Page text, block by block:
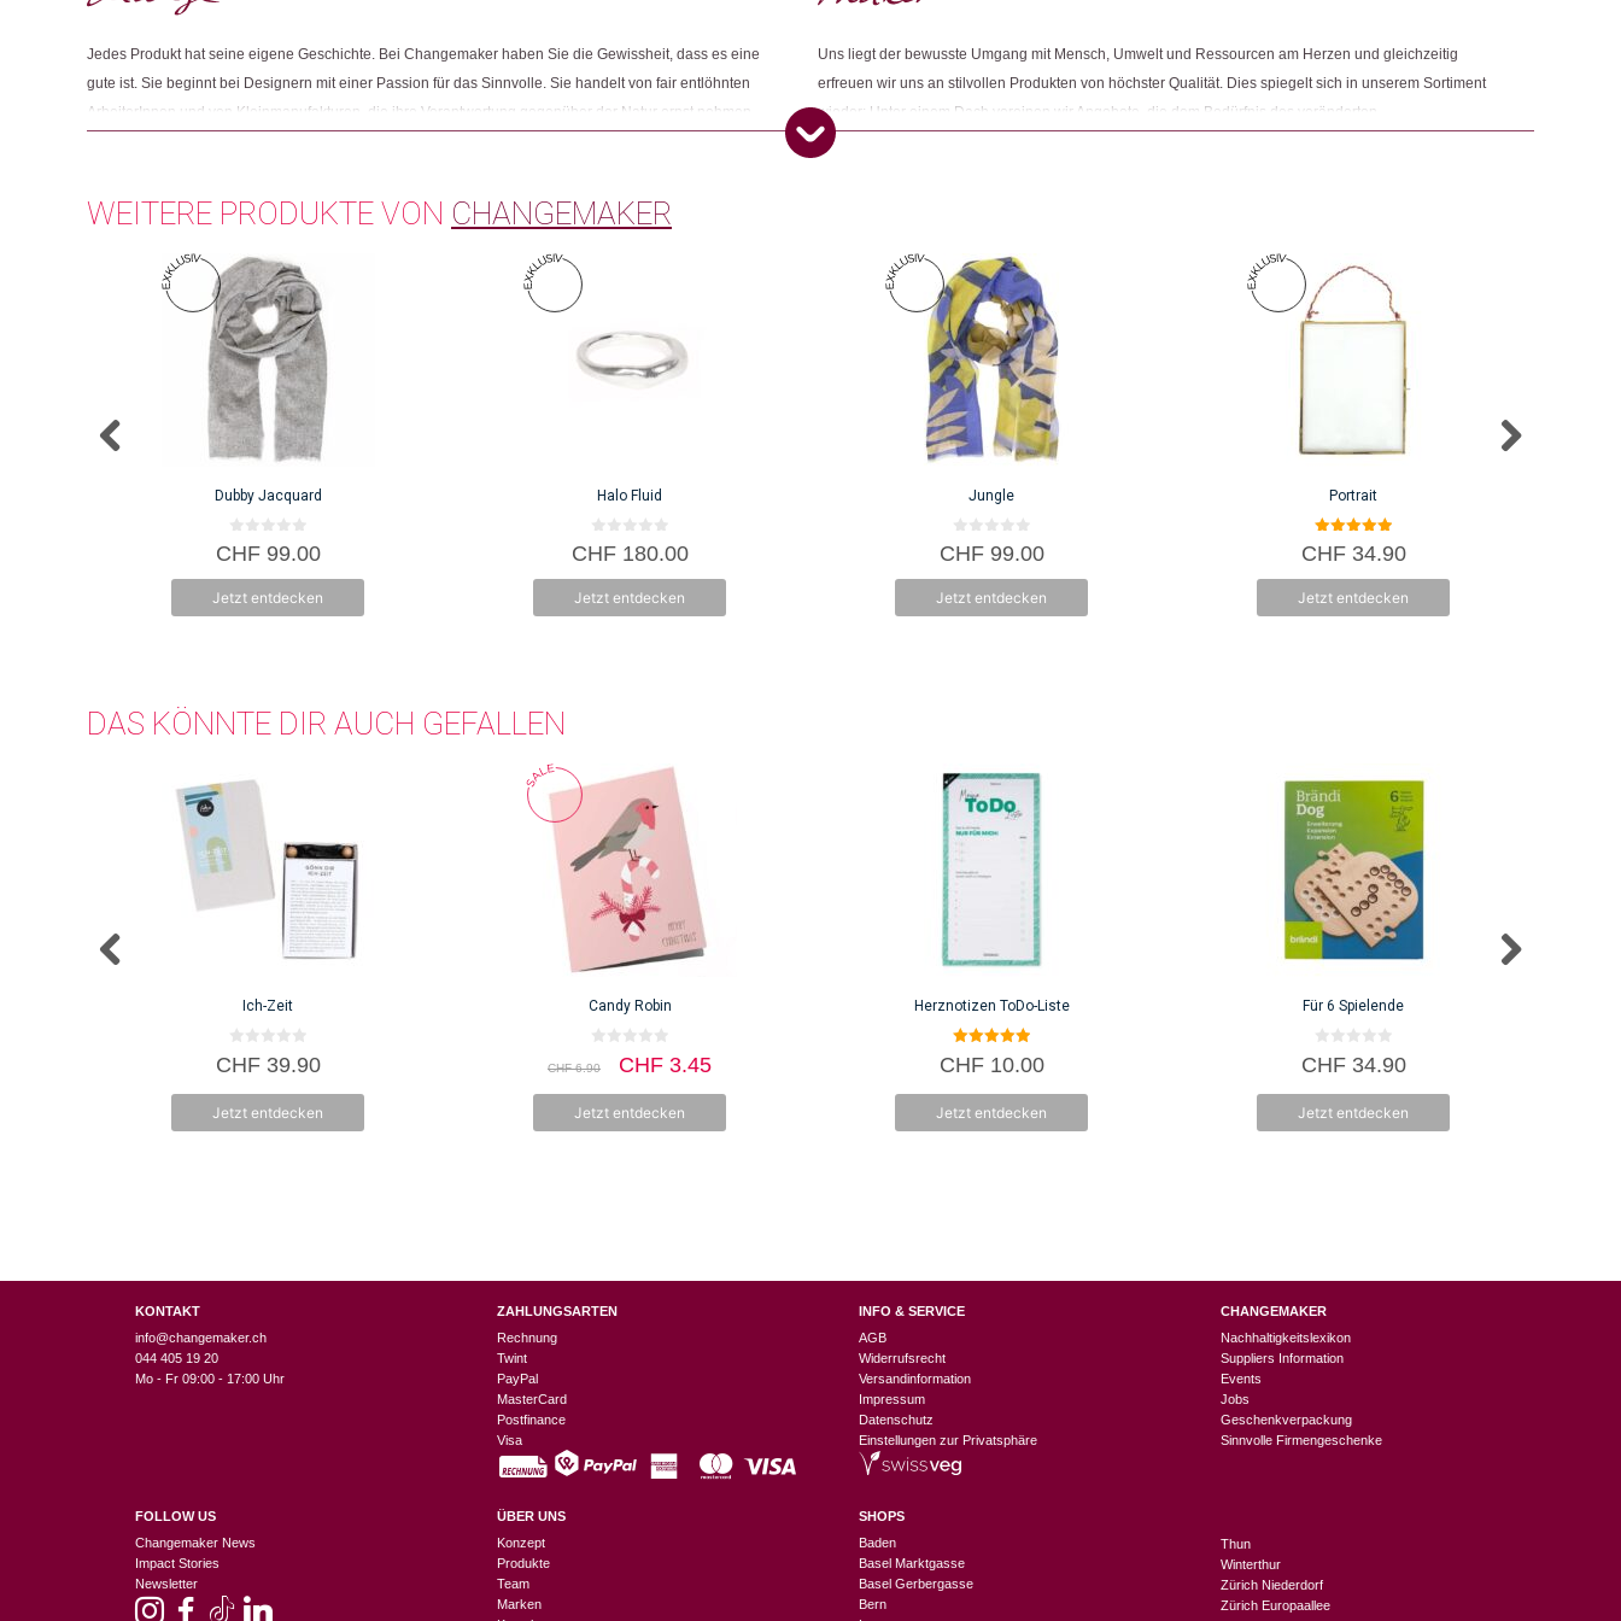
Dieses Produkt weiterempfehlen:
Jedes Produkt hat seine eigene Geschichte. Bei Changemaker haben Sie die Gewissheit, dass es eine
gute ist. Sie beginnt bei Designern mit einer Passion für das Sinnvolle. Sie handelt von fair entlöhnten
ArbeiterInnen und von Kleinmanufakturen, die ihre Verantwortung gegenüber der Natur ernst nehmen.
Uns liegt der bewusste Umgang mit Mensch, Umwelt und Ressourcen am Herzen und gleichzeitig
erfreuen wir uns an stilvollen Produkten von höchster Qualität. Dies spiegelt sich in unserem Sortiment
wieder: Unter einem Dach vereinen wir Angebote, die dem Bedürfnis des veränderten
Konsumbewusstseins nach mehr Sinn und Nachhaltigkeit sowie der Modernisierung von Fair Trade und
WEITERE PRODUKTE VON CHANGEMAKER
Dubby Jacquard
0
v
5
CHF99.00
Jetzt entdecken
Halo Fluid
0
v
5
CHF180.00
Jetzt entdecken
Jungle
0
v
5
CHF99.00
Jetzt entdecken
Portrait
5.00
von 5
CHF34.90
Jetzt entdecken
DAS KÖNNTE DIR AUCH GEFALLEN
Ich-Zeit
0
v
5
CHF39.90
Jetzt entdecken
Candy Robin
v
5
CHF6.90
Ursprünglicher
war:
CHF 6.90
CHF 3.45Aktueller
CHF 3.45.
Jetzt entdecken
Herznotizen ToDo-Liste
5.00
von 5
CHF10.00
Jetzt entdecken
Für 6 Spielende
0
v
5
CHF34.90
Jetzt entdecken
KONTAKT
info@changemaker.ch
044 405 19 20
Mo - Fr 09:00 - 17:00 Uhr
FOLLOW US
Changemaker News
Impact Stories
Newsletter
ZAHLUNGSARTEN
Rechnung
Twint
PayPal
MasterCard
Postfinance
Visa
ÜBER UNS
Konzept
Produkte
Team
Marken
INFO & SERVICE
AGB
Widerrufsrecht
Versandinformation
Impressum
Datenschutz
Einstellungen zur Privatsphäre
SHOPS
Baden
Basel Marktgasse
Basel Gerbergasse
Bern
CHANGEMAKER
Nachhaltigkeitslexikon
Suppliers Information
Events
Jobs
Geschenkverpackung
Sinnvolle Firmengeschenke
Thun
Winterthur
Zürich Niederdorf
Zürich Europaallee